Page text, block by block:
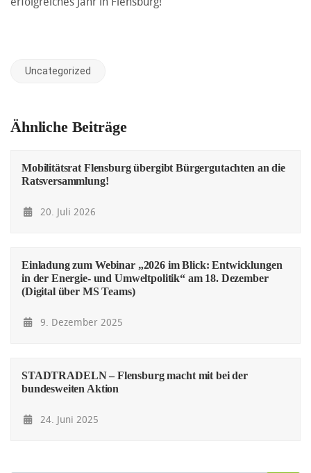
Uncategorized
Ähnliche Beiträge
Mobilitätsrat Flensburg übergibt Bürgergutachten an die
Ratsversammlung!
20. Juli 2026
Einladung zum Webinar „2026 im Blick: Entwicklungen
in der Energie- und Umweltpolitik“ am 18. Dezember
(Digital über MS Teams)
9. Dezember 2025
STADTRADELN – Flensburg macht mit bei der
bundesweiten Aktion
24. Juni 2025